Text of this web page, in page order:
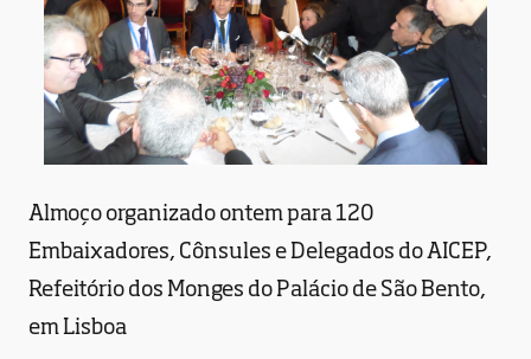
Almoço organizado ontem para 120
Embaixadores, Cônsules e Delegados do AICEP,
Refeitório dos Monges do Palácio de São Bento,
em Lisboa